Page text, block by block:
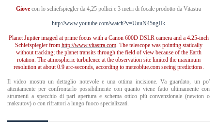
Giove con lo schiefspiegler da 4,25 pollici e 3 metri di focale prodotto da Vitastra
http://www.youtube.com/watch?v=UuuN45ngIIk
Planet Jupiter imaged at prime focus with a Canon 600D DSLR camera and a 4.25-inch
Schiefspiegler from http://www.vitastra.com. The telescope was pointing statically
without tracking; the planet transits through the field of view because of the Earth
rotation. The atmospheric turbulence at the observation site limited the maximum
resolution at about 0.9 arc-seconds, according to meteoblue.com seeing predictions.
Il video mostra un dettaglio notevole e una ottima incisione. Va guardato, un po'
attentamente per confrontarlo possibilmente con quanto viene fatto ultimamente con
strumenti a specchio di pari apertura e schema ottico più convenzionale (newton o
maksutov) o con rifrattori a lungo fuoco specializzati.